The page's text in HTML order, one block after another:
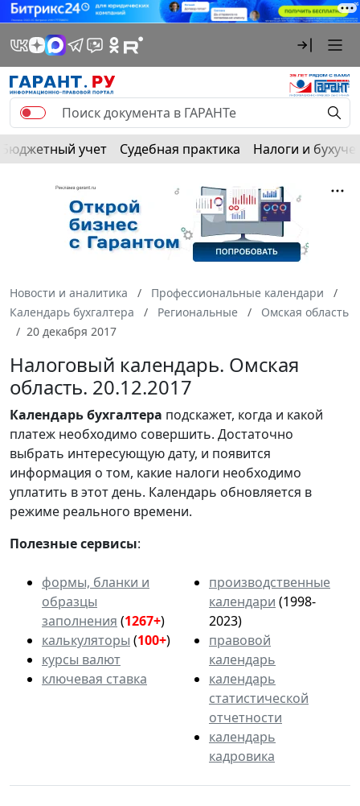
Бюджетный учет Судебная практика Налоги и
Новости и аналитика
Профессиональные календари
Календарь бухгалтера
Региональные
Омская область
20 декабря 2017
Налоговый календарь. Омская
область. 20.12.2017
Календарьбухгалтера подскажет, когда и какой
платеж необходимо совершить. Достаточно
выбрать интересующую дату, и появится
информация о том, какие налоги необходимо
уплатить в этот день. Календарь обновляется в
режиме реального времени.
Полезные сервисы:
формы, бланки и
образцы
заполнения (1267+)
калькуляторы (100+)
курсы валют
ключевая ставка
производственные
календари (1998-
2023)
правовой
календарь
календарь
статистической
отчетности
календарь
кадровика